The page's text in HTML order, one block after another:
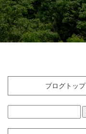
ブログトップ